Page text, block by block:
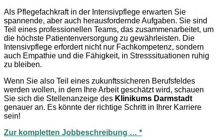
Als Pflegefachkraft in der Intensivpflege erwarten Sie
spannende, aber auch herausfordernde Aufgaben. Sie sind
Teil eines professionellen Teams, das zusammenarbeitet, um
die höchste Patientenversorgung zu gewährleisten. Die
Intensivpflege erfordert nicht nur Fachkompetenz, sondern
auch Empathie und die Fähigkeit, in Stresssituationen ruhig
zu bleiben.
Wenn Sie also Teil eines zukunftssicheren Berufsfeldes
werden wollen, in dem Ihre Arbeit geschätzt wird, schauen
Sie sich die Stellenanzeige des Klinikums Darmstadt
genauer an. Es könnte der richtige Schritt in Ihrer Karriere
sein!
Zur kompletten Jobbeschreibung … *